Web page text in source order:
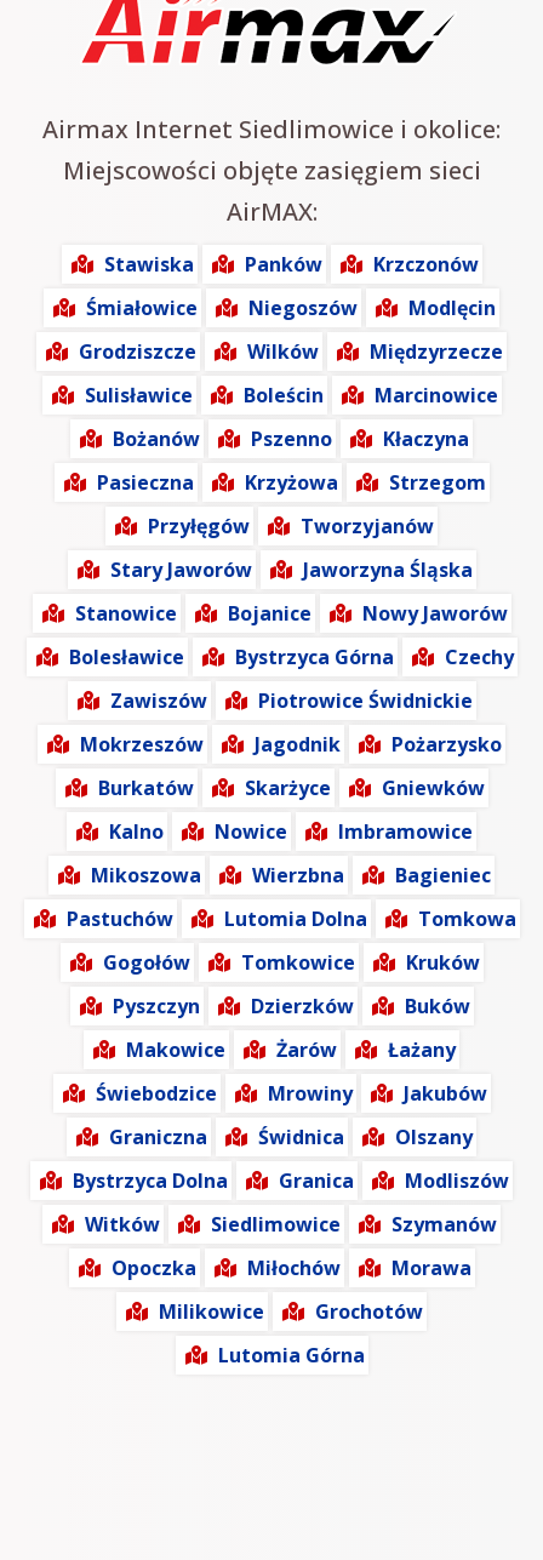
Airmax Internet Siedlimowice i okolice:
Miejscowości objęte zasięgiem sieci
AirMAX:
Stawiska Panków
Krzczonów
Śmiałowice
Niegoszów
Modlęcin
Grodziszcze
Wilków
Międzyrzecze
Sulisławice
Boleścin
Marcinowice
Bożanów
Pszenno
Kłaczyna
Pasieczna
Krzyżowa
Strzegom
Przyłęgów
Tworzyjanów
Stary Jaworów
Jaworzyna Śląska
Stanowice
Bojanice
Nowy Jaworów
Bolesławice
Bystrzyca Górna
Czechy
Zawiszów
Piotrowice Świdnickie
Mokrzeszów
Jagodnik
Pożarzysko
Burkatów
Skarżyce
Gniewków
Kalno
Nowice
Imbramowice
Mikoszowa
Wierzbna
Bagieniec
Pastuchów
Lutomia Dolna
Tomkowa
Gogołów
Tomkowice
Kruków
Pyszczyn
Dzierzków
Buków
Makowice
Żarów
Łażany
Świebodzice
Mrowiny
Jakubów
Graniczna
Świdnica
Olszany
Bystrzyca Dolna
Granica
Modliszów
Witków
Siedlimowice
Szymanów
Opoczka
Miłochów
Morawa
Milikowice
Grochotów
Lutomia Górna